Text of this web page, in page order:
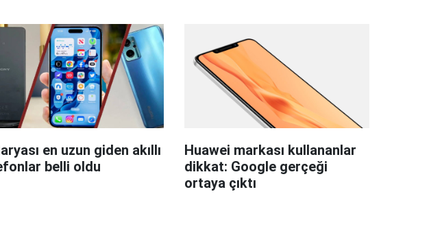
en uzun giden akıllı
belli oldu
Huawei markası kullananlar
dikkat: Google gerçeği
ortaya çıktı